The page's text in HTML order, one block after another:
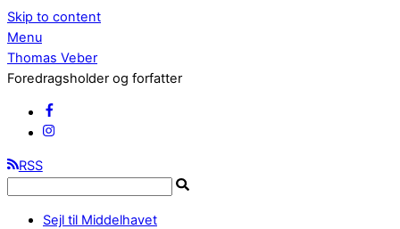
Skip to content
Menu
Thomas Veber
Foredragsholder og forfatter
RSS
Sejl til Middelhavet